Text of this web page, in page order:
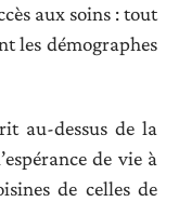
aux soins : tout
les démographes
au-dessus de la
de vie à
de celles de